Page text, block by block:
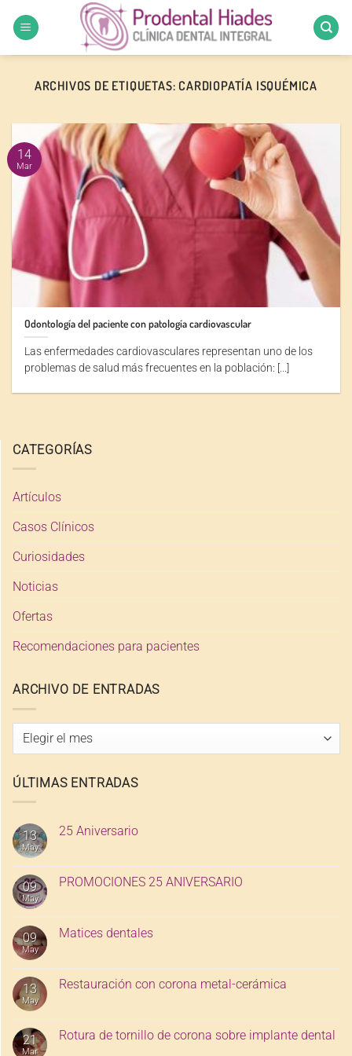
ARCHIVOS DE ETIQUETAS: CARDIOPATÍA ISQUÉMICA
Odontología del paciente con patología cardiovascular
Las enfermedades cardiovasculares representan uno de los
problemas de salud más frecuentes en la población: [...]
14
Mar
CATEGORÍAS
Artículos
Casos Clínicos
Curiosidades
Noticias
Ofertas
Recomendaciones para pacientes
ARCHIVO DE ENTRADAS
Archivo
ÚLTIMAS ENTRADAS
13
May
25 Aniversario
09
May
PROMOCIONES 25 ANIVERSARIO
09
May
Matices dentales
13
May
Restauración con corona metal-cerámica
21
Mar
Rotura de tornillo de corona sobre implante dental